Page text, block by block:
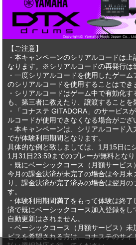
【ご注意】
・本キャンペーンのシリアルコードは
なります。※シリアルコードの再発行は
・一度シリアルコードを使用したゲー
のシリアルコードを使用することはでき
・シリアルコードはゲーム中で有効化
も、第三者に教えたり、譲渡することを
・「コナステ GITADORA」のサービス
ルコードが使用できなくなる場合がござ
・本キャンペーンは、シリアルコード
でが体験利用期間となります。
具体的な例と致しましては、1月15日に
1月31日23:59までのプレーが無料となり
・既にベーシックコース（月額サービス
今月の課金決済が未完了の場合は今月末
り、課金決済が完了済みの場合は翌月の
す。
・体験利用期間満了をもって体験は終
済で既にベーシックコース加入登録をし
自動更新はされません。
・ベーシックコース（月額サービス）
ビスを希望される方は、コナステのサ